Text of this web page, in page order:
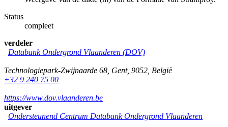
Status
compleet
verdeler
Databank Ondergrond Vlaanderen (DOV)
Technologiepark-Zwijnaarde 68 Gent, 9052 België
+32 9 240 75 00
https://www.dov.vlaanderen.be
uitgever
Ondersteunend Centrum Databank Ondergrond Vlaanderen